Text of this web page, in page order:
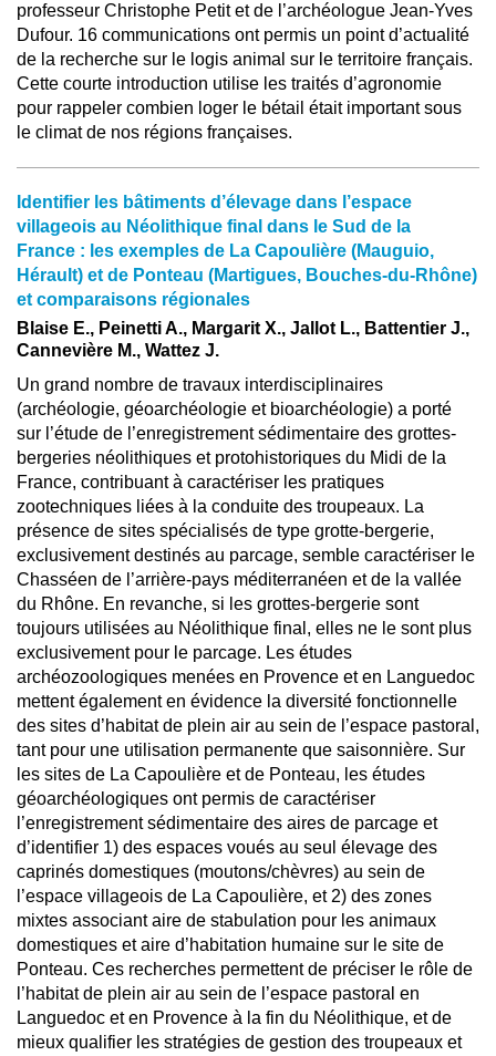
professeur Christophe Petit et de l’archéologue Jean-Yves
Dufour. 16 communications ont permis un point d’actualité
de la recherche sur le logis animal sur le territoire français.
Cette courte introduction utilise les traités d’agronomie
pour rappeler combien loger le bétail était important sous
le climat de nos régions françaises.
Identifier les bâtiments d’élevage dans l’espace
villageois au Néolithique final dans le Sud de la
France : les exemples de La Capoulière (Mauguio,
Hérault) et de Ponteau (Martigues, Bouches-du-Rhône)
et comparaisons régionales
Blaise E., Peinetti A., Margarit X., Jallot L., Battentier J.,
Cannevière M., Wattez J.
Un grand nombre de travaux interdisciplinaires
(archéologie, géoarchéologie et bioarchéologie) a porté
sur l’étude de l’enregistrement sédimentaire des grottes-
bergeries néolithiques et protohistoriques du Midi de la
France, contribuant à caractériser les pratiques
zootechniques liées à la conduite des troupeaux. La
présence de sites spécialisés de type grotte-bergerie,
exclusivement destinés au parcage, semble caractériser le
Chasséen de l’arrière-pays méditerranéen et de la vallée
du Rhône. En revanche, si les grottes-bergerie sont
toujours utilisées au Néolithique final, elles ne le sont plus
exclusivement pour le parcage. Les études
archéozoologiques menées en Provence et en Languedoc
mettent également en évidence la diversité fonctionnelle
des sites d’habitat de plein air au sein de l’espace pastoral,
tant pour une utilisation permanente que saisonnière. Sur
les sites de La Capoulière et de Ponteau, les études
géoarchéologiques ont permis de caractériser
l’enregistrement sédimentaire des aires de parcage et
d’identifier 1) des espaces voués au seul élevage des
caprinés domestiques (moutons/chèvres) au sein de
l’espace villageois de La Capoulière, et 2) des zones
mixtes associant aire de stabulation pour les animaux
domestiques et aire d’habitation humaine sur le site de
Ponteau. Ces recherches permettent de préciser le rôle de
l’habitat de plein air au sein de l’espace pastoral en
Languedoc et en Provence à la fin du Néolithique, et de
mieux qualifier les stratégies de gestion des troupeaux et